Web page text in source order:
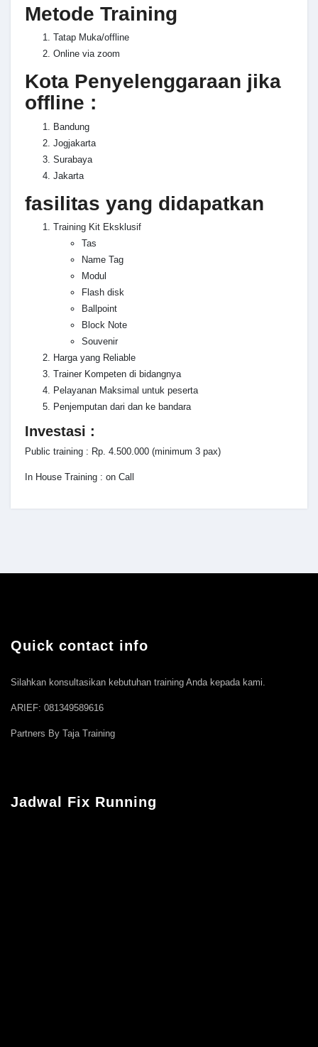
Metode Training
Tatap Muka/offline
Online via zoom
Kota Penyelenggaraan jika
offline :
Bandung
Jogjakarta
Surabaya
Jakarta
fasilitas yang didapatkan
Training Kit Eksklusif
Tas
Name Tag
Modul
Flash disk
Ballpoint
Block Note
Souvenir
Harga yang Reliable
Trainer Kompeten di bidangnya
Pelayanan Maksimal untuk peserta
Penjemputan dari dan ke bandara
Investasi :
Public training : Rp. 4.500.000 (minimum 3 pax)
In House Training : on Call
Quick contact info
Silahkan konsultasikan kebutuhan training Anda kepada kami.
ARIEF: 081349589616
Partners By Taja Training
Jadwal Fix Running